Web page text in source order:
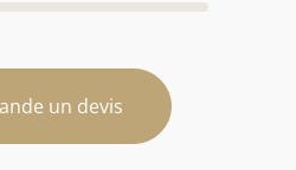
un devis